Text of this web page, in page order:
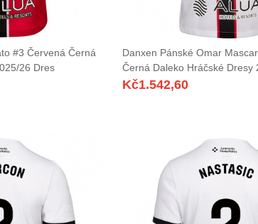
#3 Červená Černá
26 Dres
Danxen Pánské Omar
Černá Daleko Hráčské Dresy
Kč1.542,60